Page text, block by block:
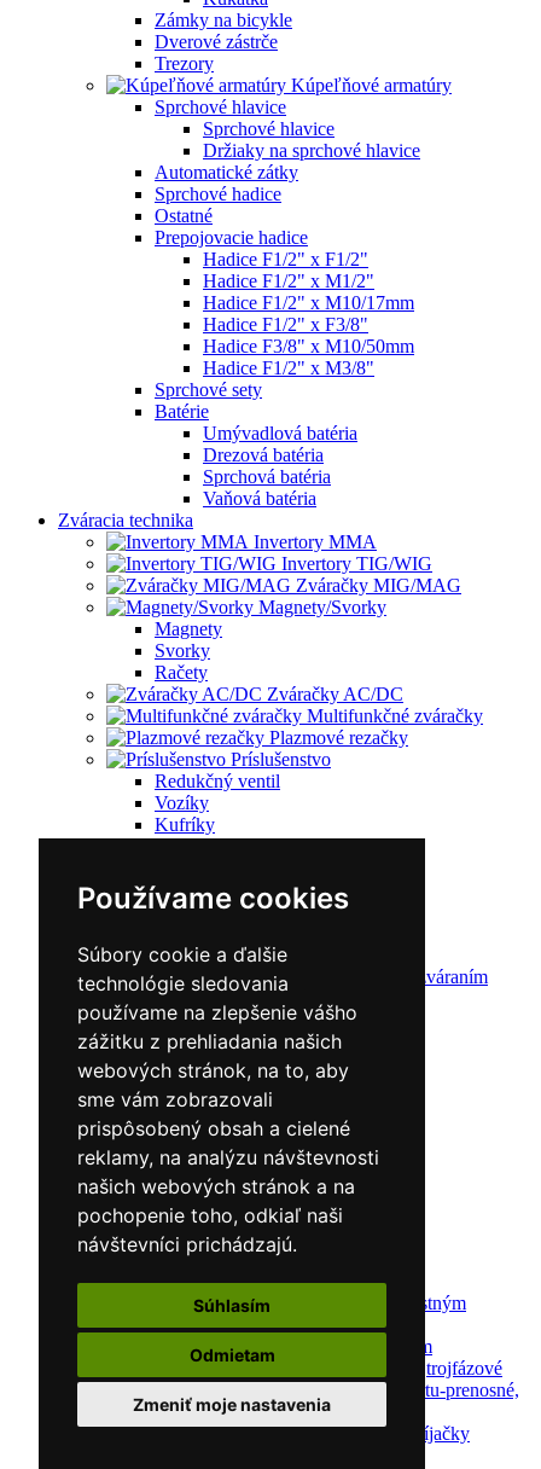
Používame cookies
Súbory cookie a ďalšie
technológie sledovania
používame na zlepšenie vášho
zážitku z prehliadania našich
webových stránok, na to, aby
sme vám zobrazovali
prispôsobený obsah a cielené
reklamy, na analýzu návštevnosti
našich webových stránok a na
pochopenie toho, odkiaľ naši
návštevníci prichádzajú.
Súhlasím
Odmietam
Zmeniť moje nastavenia
Zámky na bicykle
Dverové zástrče
Trezory
Kúpeľňové armatúry
Sprchové hlavice
Sprchové hlavice
Držiaky na sprchové hlavice
Automatické zátky
Sprchové hadice
Ostatné
Prepojovacie hadice
Hadice F1/2" x F1/2"
Hadice F1/2" x M1/2"
Hadice F1/2" x M10/17mm
Hadice F1/2" x F3/8"
Hadice F3/8" x M10/50mm
Hadice F1/2" x M3/8"
Sprchové sety
Batérie
Umývadlová batéria
Drezová batéria
Sprchová batéria
Vaňová batéria
Zváracia technika
Invertory MMA
Invertory TIG/WIG
Zváračky MIG/MAG
Magnety/Svorky
Magnety
Svorky
Račety
Zváračky AC/DC
Multifunkčné zváračky
Plazmové rezačky
Príslušenstvo
Redukčný ventil
Vozíky
Kufríky
Zváracie káble
Zváracie drôty
Elektródy
Ochrana pred zváraním
Predohrev / Žíhanie
Polohovacie systémy
Indukčný ohrev
Auto náradie a vybavenie servisov
Lakernícke stojany
Nabíjačky a testery
Navijaky
Navijaky ručné
Navijaky elektrické
Reťazové kladkostroje
Náradie pre uloženie brzdového systému
Nástroje pre autookná
Nabíjačky/Štartéry
Automatické nabíjačky
Automatické nabíjačky s bezpečnostným
automatickým štartom
Nabíjačky/Štartéry s bezpečnostným
automatickým štartom-jednofázové,trojfázové
Dielenské nabíjačky s funkciou štartu-prenosné,
pojazdné
Mikroprocesorové automatické nabíjačky